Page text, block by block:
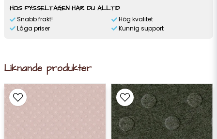
HOS PYSSELTAGEN HAR DU ALLTID
Snabb frakt!
Låga priser
Hög kvalitet
Kunnig support
Liknande produkter